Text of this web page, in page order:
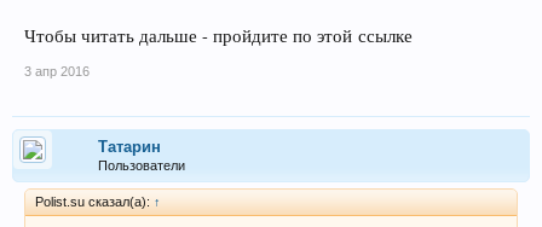
Чтобы читать дальше - пройдите по этой ссылке
3 апр 2016
Татарин
Пользователи
Polist.su сказал(а): ↑